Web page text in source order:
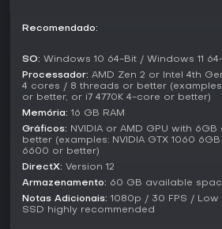
inquietação constante, enquanto
transformam em reinos
fronteiras borradas entre vida, sono e
Sleep Awake atrai fãs de horror
jogos guiados por história e
vez de ação frenética. Sua premissa
visual renderam recepção
plataformas como Steam, com 70%
usuários positivas até o início de
Recomendado:
SO: Windows 10 64-Bit / Windows 11
Processador: AMD Zen 2 or Intel 4th
4 cores / 8 threads or better
or better, or i7 4770K 4-core or better)
Memória: 16 GB RAM
Gráficos: NVIDIA or AMD GPU with
better (examples: NVIDIA GTX 1060
6600 or better)
DirectX: Version 12
Armazenamento: 60 GB available
Notas Adicionais: 1080p / 30 FPS / Low
SSD highly recommended